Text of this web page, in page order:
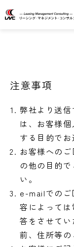
お
注意事項
弊社より送
は、お客様
する目的でお
お客様への
の他の目的
い。
e-mailでのご
容によって
答をさせて
前、住所等の